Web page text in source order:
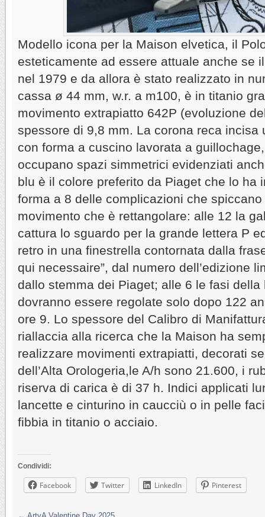
Modello icona per la Maison elvetica, il
esteticamente ad essere attuale anche se
nel 1979 e da allora è stato realizzato in
cassa ø 44 mm, w.r. a m100, è in titanio
movimento extrapiatto 642P (evoluzione
spessore di 9,8 mm. La corona reca incisa
con forma a cuscino lavorata a
occupano spazi simmetrici evidenziati
blu è il colore preferito da Piaget che lo ha
forma a 8 delle complicazioni che
movimento che è rettangolare: alle 12 la
cattura lo sguardo per la grande lettera P
retro in una finestrella contornata dalla
qui necessaire”, dal numero dell’edizione
dallo stemma dei Piaget; alle 6 le fasi
dovranno essere regolate solo dopo 122
ore 9. Lo spessore del Calibro di
riallaccia alla ricerca che la Maison ha
realizzare movimenti extrapiatti, decorati
dell’Alta Orologeria,le A/h sono 21.600, i
riserva di carica è di 37 h. Indici applicati
lancette e cinturino in caucciù o in pelle
fibbia in titanio o acciaio.
Condividi:
Facebook Twitter LinkedIn Pinterest
← ArtyA Valentine Day 2025